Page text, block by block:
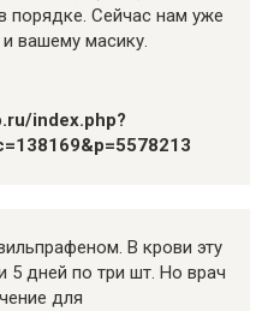
порядке. Сейчас нам уже
вашему масику.
index.php?
В крови эту
5 дней по три шт. Но врач
для